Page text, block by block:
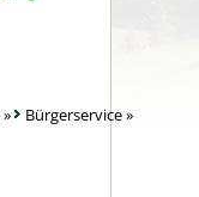
» Bürgerservice»